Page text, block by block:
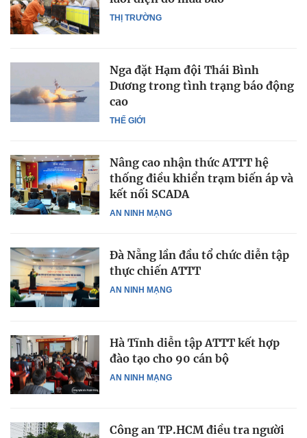
THỊ TRƯỜNG
THẾ GIỚI
Nga đặt Hạm đội Thái Bình
Dương trong tình trạng báo động
cao
AN NINH MẠNG
Nâng cao nhận thức ATTT hệ
thống điều khiển trạm biến áp và
kết nối SCADA
AN NINH MẠNG
Đà Nẵng lần đầu tổ chức diễn tập
thực chiến ATTT
AN NINH MẠNG
Hà Tĩnh diễn tập ATTT kết hợp
đào tạo cho 90 cán bộ
Công an TP.HCM điều tra người